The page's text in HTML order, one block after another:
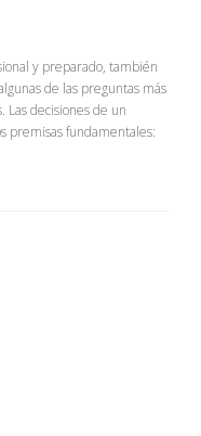
y preparado, también
de las preguntas más
decisiones de un
premisas fundamentales: